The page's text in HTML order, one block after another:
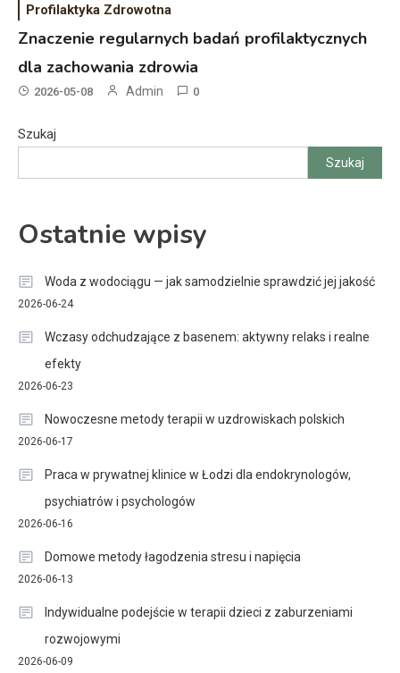
Profilaktyka Zdrowotna
Znaczenie regularnych badań profilaktycznych
dla zachowania zdrowia
2026-05-08 Admin 0
Szukaj
Szukaj
Ostatnie wpisy
Woda z wodociągu — jak samodzielnie sprawdzić jej jakość
2026-06-24
Wczasy odchudzające z basenem: aktywny relaks i realne
efekty
2026-06-23
Nowoczesne metody terapii w uzdrowiskach polskich
2026-06-17
Praca w prywatnej klinice w Łodzi dla endokrynologów,
psychiatrów i psychologów
2026-06-16
Domowe metody łagodzenia stresu i napięcia
2026-06-13
Indywidualne podejście w terapii dzieci z zaburzeniami
rozwojowymi
2026-06-09